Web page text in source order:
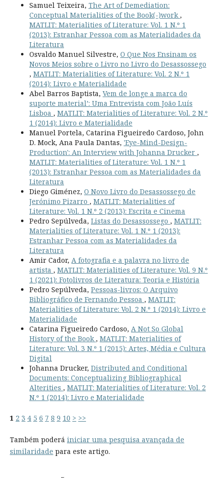
Samuel Teixeira, The Art of Demediation:
Conceptual Materialities of the Book(-)work ,
MATLIT: Materialities of Literature: Vol. 1 N.º 1
(2013): Estranhar Pessoa com as Materialidades da
Literatura
Osvaldo Manuel Silvestre, O Que Nos Ensinam os
Novos Meios sobre o Livro no Livro do Desassossego
, MATLIT: Materialities of Literature: Vol. 2 N.º 1
(2014): Livro e Materialidade
Abel Barros Baptista, Vem de longe a marca do
suporte material’: Uma Entrevista com João Luís
Lisboa , MATLIT: Materialities of Literature: Vol. 2 N.º
1 (2014): Livro e Materialidade
Manuel Portela, Catarina Figueiredo Cardoso, John
D. Mock, Ana Paula Dantas, 'Eye-Mind-Design-
Production': An Interview with Johanna Drucker ,
MATLIT: Materialities of Literature: Vol. 1 N.º 1
(2013): Estranhar Pessoa com as Materialidades da
Literatura
Diego Giménez, O Novo Livro do Desassossego de
Jerónimo Pizarro , MATLIT: Materialities of
Literature: Vol. 1 N.º 2 (2013): Escrita e Cinema
Pedro Sepúlveda, Listas do Desassossego , MATLIT:
Materialities of Literature: Vol. 1 N.º 1 (2013):
Estranhar Pessoa com as Materialidades da
Literatura
Amir Cador, A fotografia e a palavra no livro de
artista , MATLIT: Materialities of Literature: Vol. 9 N.º
1 (2021): Fotolivros de Literatura: Teoria e História
Pedro Sepúlveda, Pessoas-livros: O Arquivo
Bibliográfico de Fernando Pessoa , MATLIT:
Materialities of Literature: Vol. 2 N.º 1 (2014): Livro e
Materialidade
Catarina Figueiredo Cardoso, A Not So Global
History of the Book , MATLIT: Materialities of
Literature: Vol. 3 N.º 1 (2015): Artes, Média e Cultura
Digital
Johanna Drucker, Distributed and Conditional
Documents: Conceptualizing Bibliographical
Alterities , MATLIT: Materialities of Literature: Vol. 2
N.º 1 (2014): Livro e Materialidade
1 2 3 4 5 6 7 8 9 10 > >>
Também poderá iniciar uma pesquisa avançada de
similaridade para este artigo.